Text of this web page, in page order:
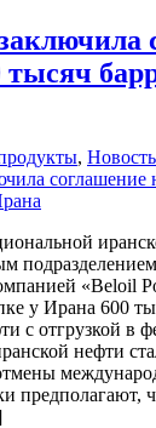
тысяч
,
«Beloil
у Ирана 600
с отгрузкой в
нефти
предполагают,